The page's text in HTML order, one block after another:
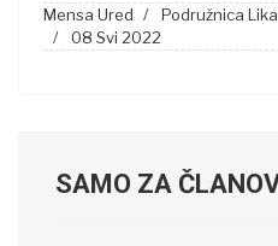
Mensa Ured
Podružnica
08 Svi 2022
SAMO ZA